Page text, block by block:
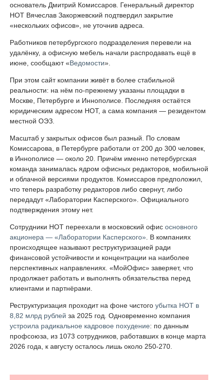
основатель Дмитрий Комиссаров. Генеральный директор
НОТ Вячеслав Закоржевский подтвердил закрытие
«нескольких офисов», не уточнив адреса.
Работников петербургского подразделения перевели на
удалёнку, а офисную мебель начали распродавать ещё в
июне, сообщают «Ведомости».
При этом сайт компании живёт в более стабильной
реальности: на нём по-прежнему указаны площадки в
Москве, Петербурге и Иннополисе. Последняя остаётся
юридическим адресом НОТ, а сама компания — резидентом
местной ОЭЗ.
Масштаб у закрытых офисов был разный. По словам
Комиссарова, в Петербурге работали от 200 до 300 человек,
в Иннополисе — около 20. Причём именно петербургская
команда занималась ядром офисных редакторов, мобильной
и облачной версиями продуктов. Комиссаров предположил,
что теперь разработку редакторов либо свернут, либо
передадут «Лаборатории Касперского». Официального
подтверждения этому нет.
Сотрудники НОТ переехали в московский офис основного
акционера — «Лаборатории Касперского» . В компаниях
происходящее называют реструктуризацией ради
финансовой устойчивости и концентрации на наиболее
перспективных направлениях. «МойОфис» заверяет, что
продолжает работать и выполнять обязательства перед
клиентами и партнёрами.
Реструктуризация проходит на фоне чистого убытка НОТ в
8,82 млрд рублей за 2025 год. Одновременно компания
устроила радикальное кадровое похудение: по данным
профсоюза, из 1073 сотрудников, работавших в конце марта
2026 года, к августу осталось лишь около 250-270.